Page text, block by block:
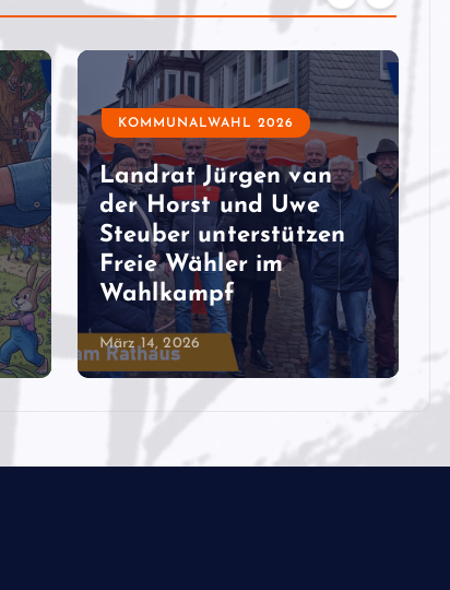
KOMMUNALWAHL 2026
Landrat Jürgen van
der Horst und Uwe
Steuber unterstützen
Freie Wähler im
Wahlkampf
März 14, 2026